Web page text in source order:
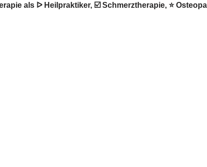
als ᐅ Heilpraktiker, ☑️ Schmerztherapie, ⭐